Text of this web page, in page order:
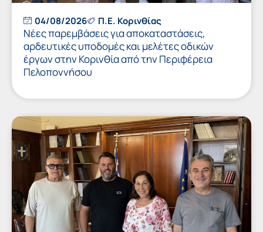
04/08/2026 Π.Ε. Κορινθίας
Νέες παρεμβάσεις για αποκαταστάσεις,
αρδευτικές υποδομές και μελέτες οδικών
έργων στην Κορινθία από την Περιφέρεια
Πελοποννήσου